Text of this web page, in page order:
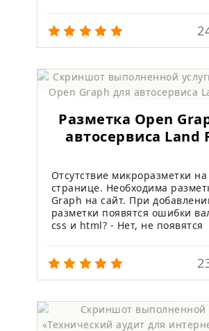
Разметка Open
автосервиса Land
Отсутствие микроразметки на
странице. Необходима
Graph на сайт. При
разметки появятся ошибки
css и html? - Нет, не появятся